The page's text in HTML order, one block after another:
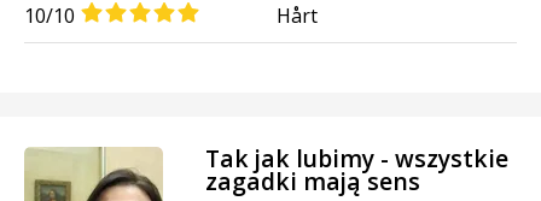
10/10
Hårt
Tak jak lubimy - wszystkie
zagadki mają sens